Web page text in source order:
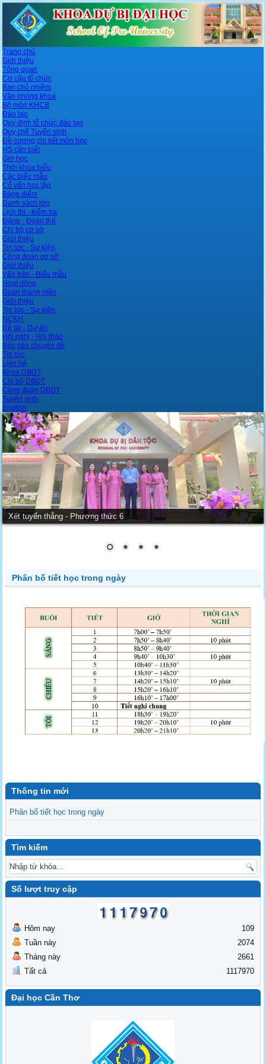
Trang chủ
Giới thiệu
Tổng quan
Cơ câu tổ chức
Ban chủ nhiệm
Văn phòng khoa
Bộ môn KHCB
Đào tạo
Quy định tổ chức đào tạo
Quy chế Tuyển sinh
Đề cương chi tiết môn học
HS cần biết
Giờ học
Thời khóa biểu
Các biểu mẫu
Cố vấn học tập
Bảng điểm
Danh sách lớp
Lịch thi - kiểm tra
Đảng - Đoàn thể
Chi bộ cơ sở
Giới thiệu
Tin tức - Sự kiện
Công đoàn cơ sở
Giới thiệu
Văn bản - Biểu mẫu
Hoạt động
Đoàn thanh niên
Giới thiệu
Tin tức - Sự kiện
NCKH
Đề tài - Dự án
Hội nghị - Hội thảo
Báo cáo chuyên đề
Tin tức
Liên hệ
Khoa DBDT
Chi bộ DBDT
Công đoàn DBDT
Tuyển sinh
English
Xét tuyển thẳng - Phương thức 6
Phân bố tiết học trong ngày
Thông tin mới
Phân bố tiết học trong ngày
Tìm kiếm
Số lượt truy cập
Hôm nay
Tuần này
Tháng này
Tất cả
109
2074
2661
1117970
Đại học Cần Thơ